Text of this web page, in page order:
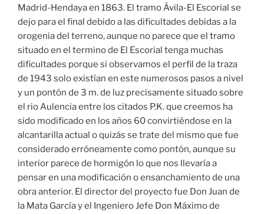
Madrid-Hendaya en 1863. El tramo Ávila-El Escorial se
dejo para el final debido a las dificultades debidas a la
orogenia del terreno, aunque no parece que el tramo
situado en el termino de El Escorial tenga muchas
dificultades porque si observamos el perfil de la traza
de 1943 solo existían en este numerosos pasos a nivel
y un pontón de 3 m. de luz precisamente situado sobre
el rio Aulencia entre los citados P.K. que creemos ha
sido modificado en los años 60 convirtiéndose en la
alcantarilla actual o quizás se trate del mismo que fue
considerado erróneamente como pontón, aunque su
interior parece de hormigón lo que nos llevaría a
pensar en una modificación o ensanchamiento de una
obra anterior. El director del proyecto fue Don Juan de
la Mata García y el Ingeniero Jefe Don Máximo de